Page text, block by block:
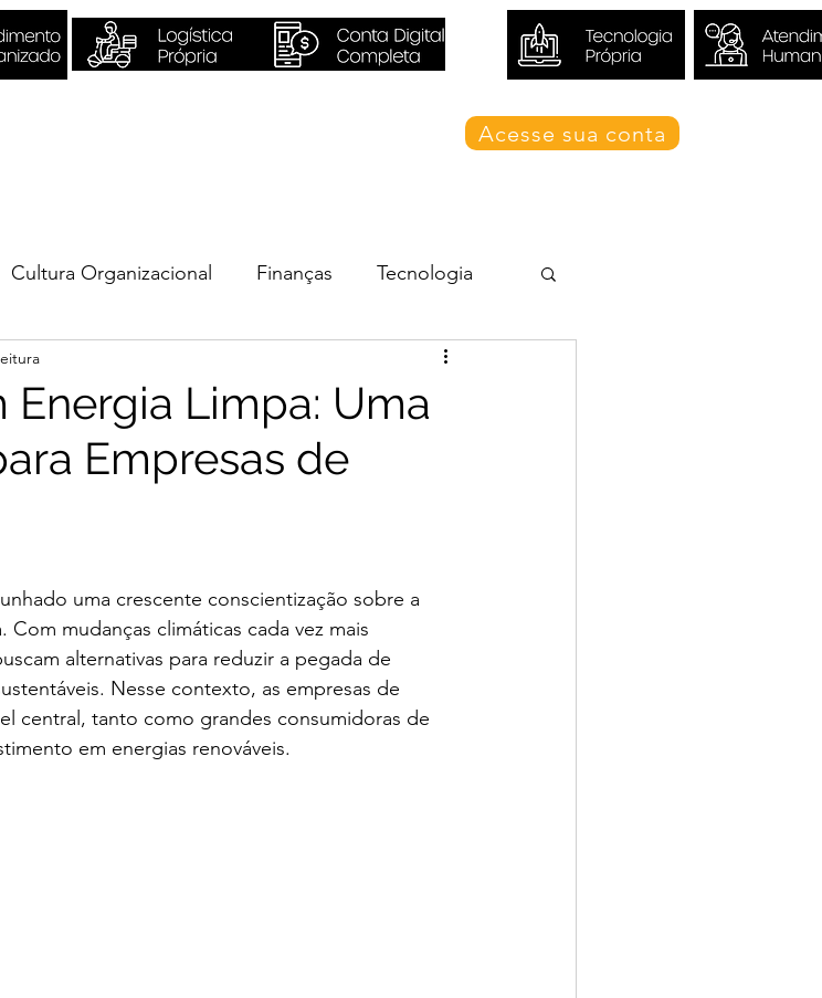
Acesse sua conta
Cultura Organizacional Finanças Tecnologia
Limpa: Uma
Empresas de
uma crescente conscientização sobre a
mudanças climáticas cada vez mais
alternativas para reduzir a pegada de
Nesse contexto, as empresas de
central, tanto como grandes consumidoras de
em energias renováveis.